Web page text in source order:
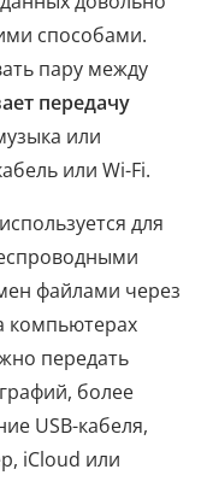
способами.
пару между
передачу
или
или Wi-Fi.
для
файлами через
компьютерах
передать
более
USB-кабеля,
iCloud или